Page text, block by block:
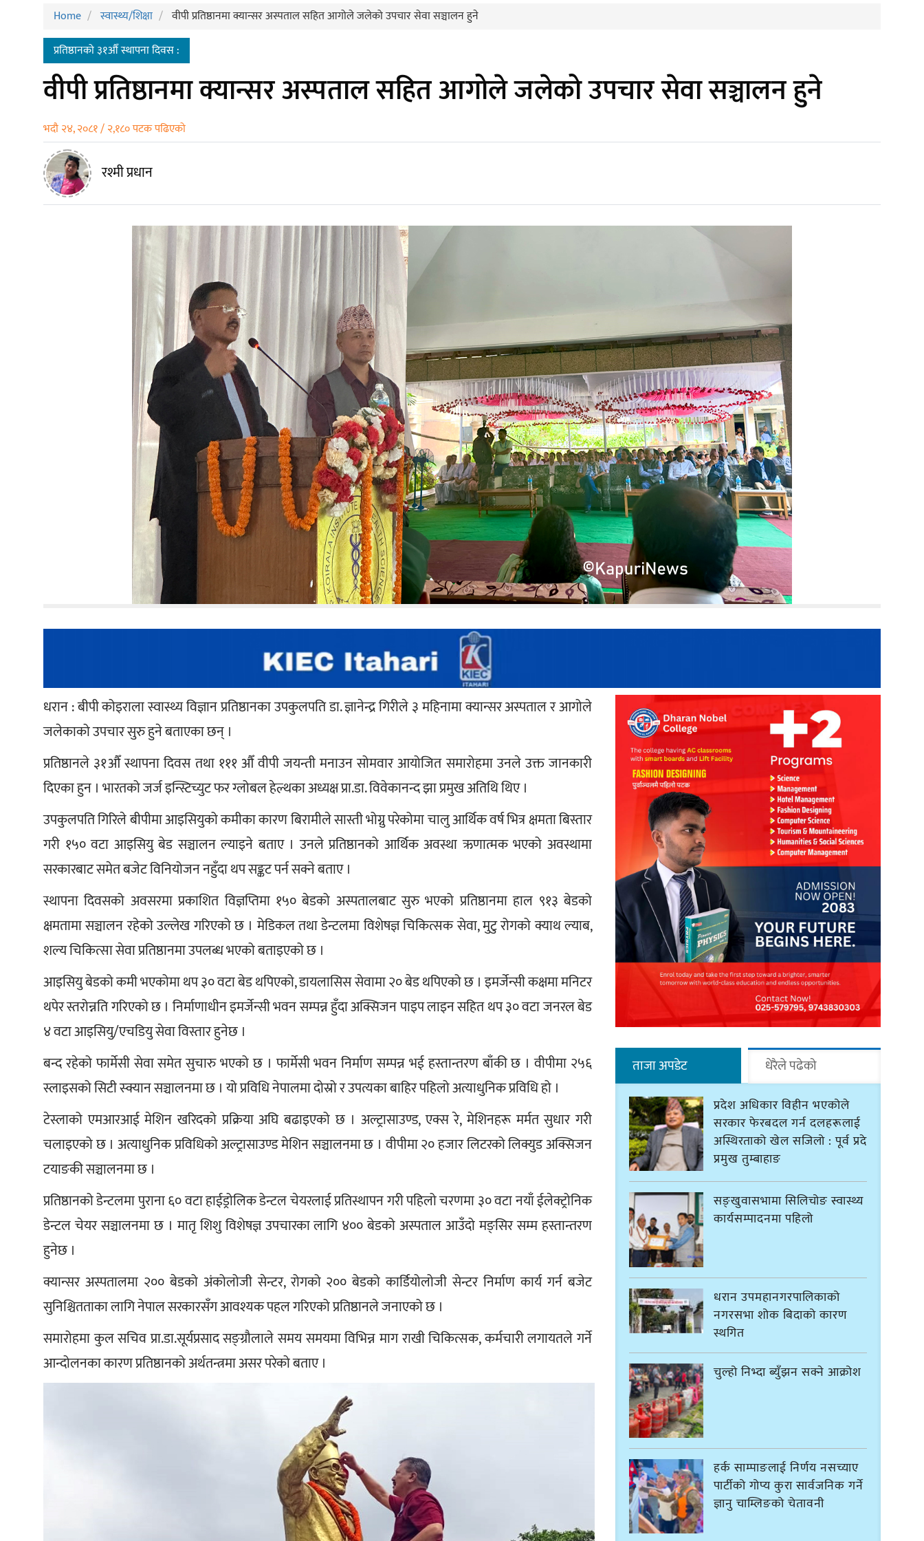
Home स्वास्थ्य/शिक्षा
वीपी प्रतिष्ठानमा क्यान्सर अस्पताल सहित आगोले जलेको उपचार सेवा सञ्चालन हुने
प्रतिष्ठानको ३१औँ स्थापना दिवस :
वीपी प्रतिष्ठानमा क्यान्सर अस्पताल सहित आगोले जलेको उपचार सेवा सञ्चालन हुने
भदौ २४, २०८१ / २,१८० पटक पढिएको
रश्मी प्रधान
धरान : बीपी कोइराला स्वास्थ्य विज्ञान प्रतिष्ठानका उपकुलपति डा. ज्ञानेन्द्र गिरीले ३ महिनामा क्यान्सर अस्पताल र आगोले
जलेकाको उपचार सुरु हुने बताएका छन् ।
प्रतिष्ठानले ३१औँ स्थापना दिवस तथा १११ औँ वीपी जयन्ती मनाउन सोमवार आयोजित समारोहमा उनले उक्त जानकारी
दिएका हुन । भारतको जर्ज इन्स्टिच्युट फर ग्लोबल हेल्थका अध्यक्ष प्रा.डा. विवेकानन्द झा प्रमुख अतिथि थिए ।
उपकुलपति गिरिले बीपीमा आइसियुको कमीका कारण बिरामीले सास्ती भोग्नु परेकोमा चालु आर्थिक वर्ष भित्र क्षमता बिस्तार
गरी १५० वटा आइसियु बेड सञ्चालन ल्याइने बताए । उनले प्रतिष्ठानको आर्थिक अवस्था ऋणात्मक भएको अवस्थामा
सरकारबाट समेत बजेट विनियोजन नहुँदा थप सङ्कट पर्न सक्ने बताए ।
स्थापना दिवसको अवसरमा प्रकाशित विज्ञप्तिमा १५० बेडको अस्पतालबाट सुरु भएको प्रतिष्ठानमा हाल ९१३ बेडको
क्षमतामा सञ्चालन रहेको उल्लेख गरिएको छ । मेडिकल तथा डेन्टलमा विशेषज्ञ चिकित्सक सेवा, मुटु रोगको क्याथ ल्याब,
शल्य चिकित्सा सेवा प्रतिष्ठानमा उपलब्ध भएको बताइएको छ ।
आइसियु बेडको कमी भएकोमा थप ३० वटा बेड थपिएको, डायलासिस सेवामा २० बेड थपिएको छ । इमर्जेन्सी कक्षमा मनिटर
थपेर स्तरोन्नति गरिएको छ । निर्माणाधीन इमर्जेन्सी भवन सम्पन्न हुँदा अक्सिजन पाइप लाइन सहित थप ३० वटा जनरल बेड
४ वटा आइसियु/एचडियु सेवा विस्तार हुनेछ ।
बन्द रहेको फार्मेसी सेवा समेत सुचारु भएको छ । फार्मेसी भवन निर्माण सम्पन्न भई हस्तान्तरण बाँकी छ । वीपीमा २५६
स्लाइसको सिटी स्क्यान सञ्चालनमा छ । यो प्रविधि नेपालमा दोस्रो र उपत्यका बाहिर पहिलो अत्याधुनिक प्रविधि हो ।
टेस्लाको एमआरआई मेशिन खरिदको प्रक्रिया अघि बढाइएको छ । अल्ट्रासाउण्ड, एक्स रे, मेशिनहरू मर्मत सुधार गरी
चलाइएको छ । अत्याधुनिक प्रविधिको अल्ट्रासाउण्ड मेशिन सञ्चालनमा छ । वीपीमा २० हजार लिटरको लिक्युड अक्सिजन
टयाङकी सञ्चालनमा छ ।
प्रतिष्ठानको डेन्टलमा पुराना ६० वटा हाईड्रोलिक डेन्टल चेयरलाई प्रतिस्थापन गरी पहिलो चरणमा ३० वटा नयाँ ईलेक्ट्रोनिक
डेन्टल चेयर सञ्चालनमा छ । मातृ शिशु विशेषज्ञ उपचारका लागि ४०० बेडको अस्पताल आउँदो मङ्सिर सम्म हस्तान्तरण
हुनेछ ।
क्यान्सर अस्पतालमा २०० बेडको अंकोलोजी सेन्टर, रोगको २०० बेडको कार्डियोलोजी सेन्टर निर्माण कार्य गर्न बजेट
सुनिश्चितताका लागि नेपाल सरकारसँग आवश्यक पहल गरिएको प्रतिष्ठानले जनाएको छ ।
समारोहमा कुल सचिव प्रा.डा.सूर्यप्रसाद सङ्ग्रौलाले समय समयमा विभिन्न माग राखी चिकित्सक, कर्मचारी लगायतले गर्ने
आन्दोलनका कारण प्रतिष्ठानको अर्थतन्त्रमा असर परेको बताए ।
ताजा अपडेट धेरैले पढेको
प्रदेश अधिकार विहीन भएकोले
सरकार फेरबदल गर्न दलहरूलाई
अस्थिरताको खेल सजिलो : पूर्व प्रदेश
प्रमुख तुम्बाहाङ
सङ्खुवासभामा सिलिचोङ स्वास्थ्य
कार्यसम्पादनमा पहिलो
धरान उपमहानगरपालिकाको
नगरसभा शोक बिदाको कारण
स्थगित
चुल्हो निभ्दा ब्युँझन सक्ने आक्रोश
हर्क साम्पाङलाई निर्णय नसच्याए
पार्टीको गोप्य कुरा सार्वजनिक गर्ने
ज्ञानु चाम्लिङको चेतावनी